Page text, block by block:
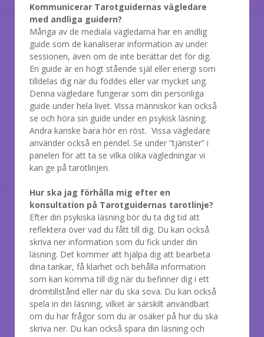
Kommunicerar Tarotguidernas vägledare
med andliga guidern?
Många av de mediala vägledarna har en andlig
guide som de kanaliserar information av under
sessionen, även om de inte berättar det för dig.
En guide är en högt stående själ eller energi som
tilldelas dig när du föddes eller var mycket ung.
Denna vägledare fungerar som din personliga
guide under hela livet. Vissa människor kan också
se och höra sin guide under en psykisk läsning.
Andra kanske bara hör en röst. Vissa vägledare
använder också en pendel. Se under ”tjänster” i
panelen för att ta se vilka olika vägledningar vi
kan ge på tarotlinjen.
Hur ska jag förhålla mig efter en
konsultation på Tarotguidernas tarotlinje?
Efter din psykiska läsning bör du ta dig tid att
reflektera över vad du fått till dig. Du kan också
skriva ner information som du fick under din
läsning. Det kommer att hjälpa dig att bearbeta
dina tankar, få klarhet och behålla information
som kan komma till dig när du befinner dig i ett
drömtillstånd eller när du ska sova. Du kan också
spela in din läsning, vilket är särskilt användbart
om du har frågor som du är osäker på hur du ska
skriva ner. Du kan också spara din läsning och